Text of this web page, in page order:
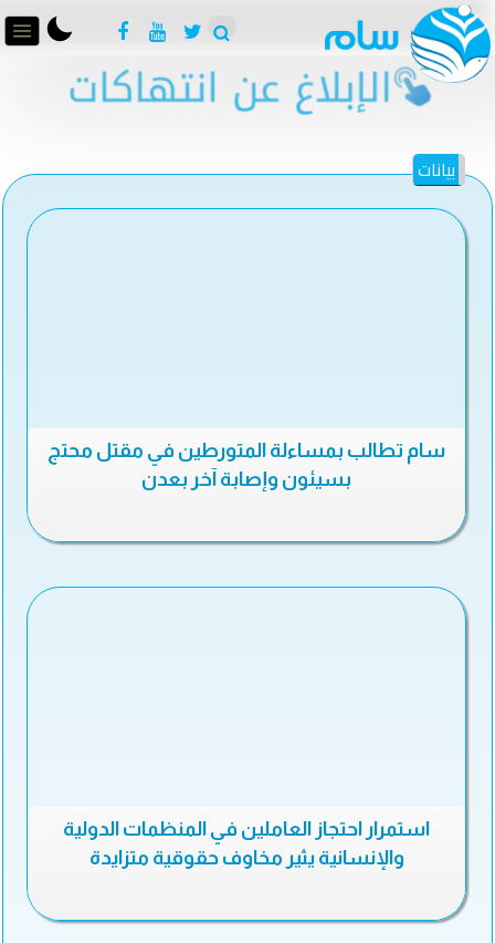
بيانات
سام تطالب بمساءلة المتورطين في مقتل محتج
بسيئون وإصابة آخر بعدن
استمرار احتجاز العاملين في المنظمات الدولية
والإنسانية يثير مخاوف حقوقية متزايدة